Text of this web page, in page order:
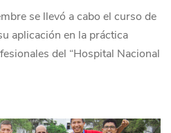
se llevó a cabo el curso de
aplicación en la práctica
del “Hospital Nacional